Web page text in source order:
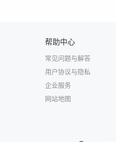
帮助中心
常见问题与解答
用户协议与隐私
企业服务
网站地图